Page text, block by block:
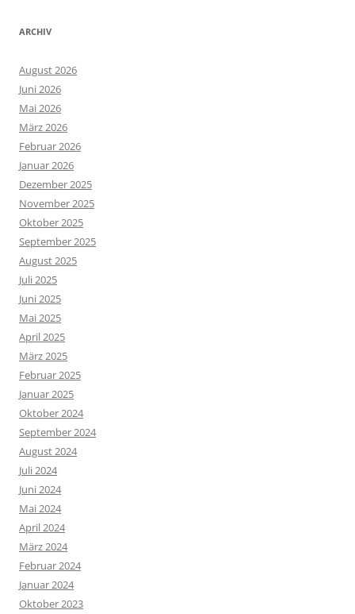
ARCHIV
August 2026
Juni 2026
Mai 2026
März 2026
Februar 2026
Januar 2026
Dezember 2025
November 2025
Oktober 2025
September 2025
August 2025
Juli 2025
Juni 2025
Mai 2025
April 2025
März 2025
Februar 2025
Januar 2025
Oktober 2024
September 2024
August 2024
Juli 2024
Juni 2024
Mai 2024
April 2024
März 2024
Februar 2024
Januar 2024
Oktober 2023